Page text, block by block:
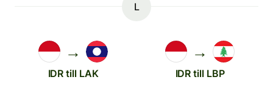
L
→
IDR till LAK
→
IDR till LBP